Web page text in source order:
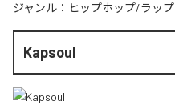
ジャンル： ヒップホップ/ラップ
Kapsoul